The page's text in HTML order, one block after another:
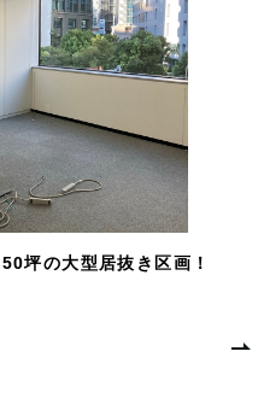
坪の大型居抜き区画！